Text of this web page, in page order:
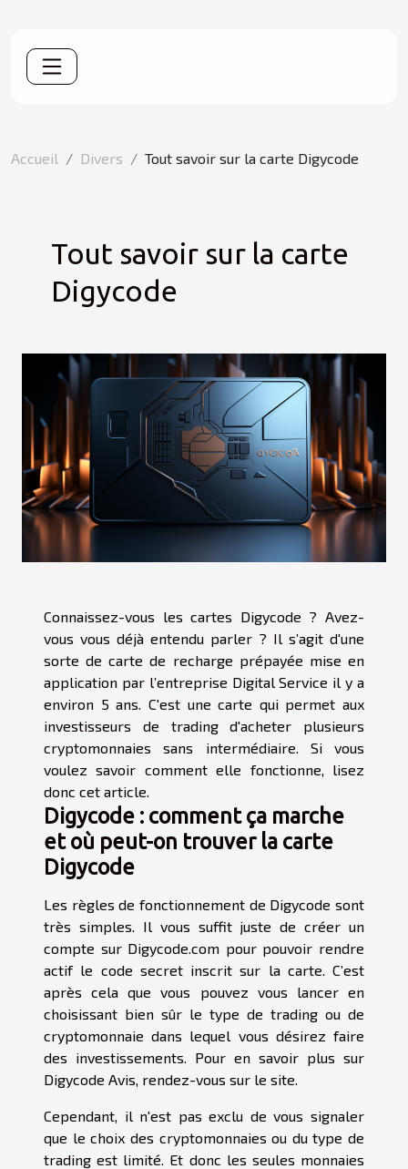
Accueil Divers Tout savoir sur la carte Digycode
Tout savoir sur la carte
Digycode
Connaissez-vous les cartes Digycode ? Avez-
vous vous déjà entendu parler ? Il s’agit d'une
sorte de carte de recharge prépayée mise en
application par l’entreprise Digital Service il y a
environ 5 ans. C'est une carte qui permet aux
investisseurs de trading d'acheter plusieurs
cryptomonnaies sans intermédiaire. Si vous
voulez savoir comment elle fonctionne, lisez
donc cet article.
Digycode : comment ça marche
et où peut-on trouver la carte
Digycode
Les règles de fonctionnement de Digycode sont
très simples. Il vous suffit juste de créer un
compte sur Digycode.com pour pouvoir rendre
actif le code secret inscrit sur la carte. C’est
après cela que vous pouvez vous lancer en
choisissant bien sûr le type de trading ou de
cryptomonnaie dans lequel vous désirez faire
des investissements. Pour en savoir plus sur
Digycode Avis , rendez-vous sur le site.
Cependant, il n'est pas exclu de vous signaler
que le choix des cryptomonnaies ou du type de
trading est limité. Et donc les seules monnaies